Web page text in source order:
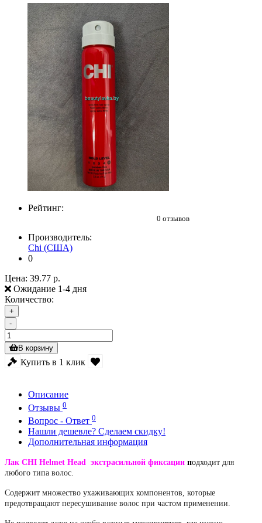
Рейтинг:
0 отзывов
Производитель:
Chi (США)
0
Цена: 39.77 р.
Ожидание 1-4 дня
Количество:
+
-
В корзину
Купить в 1 клик
Описание
Отзывы 0
Вопрос - Ответ 0
Нашли дешевле? Сделаем скидку!
Дополнительная информация
Лак CHI Helmet Head экстрасильной фиксации подходит для
любого типа волос.
Содержит множество ухаживающих компонентов, которые
предотвращают пересушивание волос при частом применении.